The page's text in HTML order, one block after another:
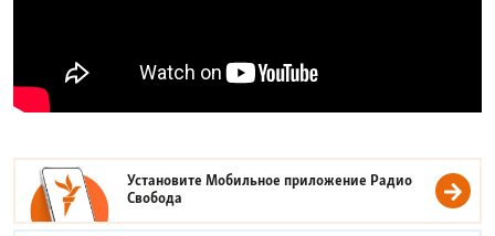
Установите Мобильное приложение Радио
Свобода